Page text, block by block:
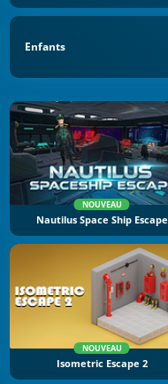
Enfants
NOUVEAU
Nautilus Space Ship Escape
NOUVEAU
Isometric Escape 2